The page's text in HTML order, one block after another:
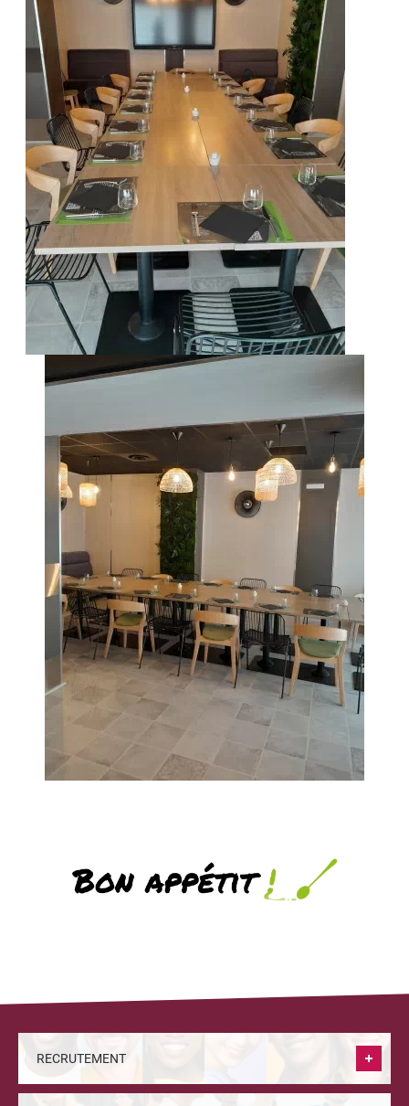
RECRUTEMENT